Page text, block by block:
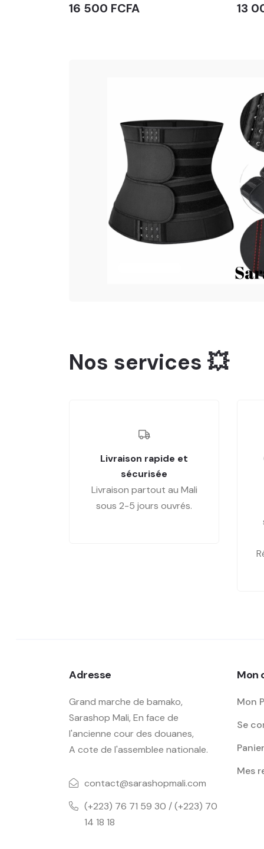
16 500 FCFA 13
Nos services 💥
Livraison rapide et
sécurisée
Livraison partout au Mali
sous 2-5 jours ouvrés.
Adresse
Grand marche de bamako,
Sarashop Mali, En face de
l'ancienne cour des douanes,
A cote de l'assemblee nationale.
contact@sarashopmali.com
(+223) 76 71 59 30 / (+223) 70
14 18 18
Mon
Mon
Se
Panier
Mes